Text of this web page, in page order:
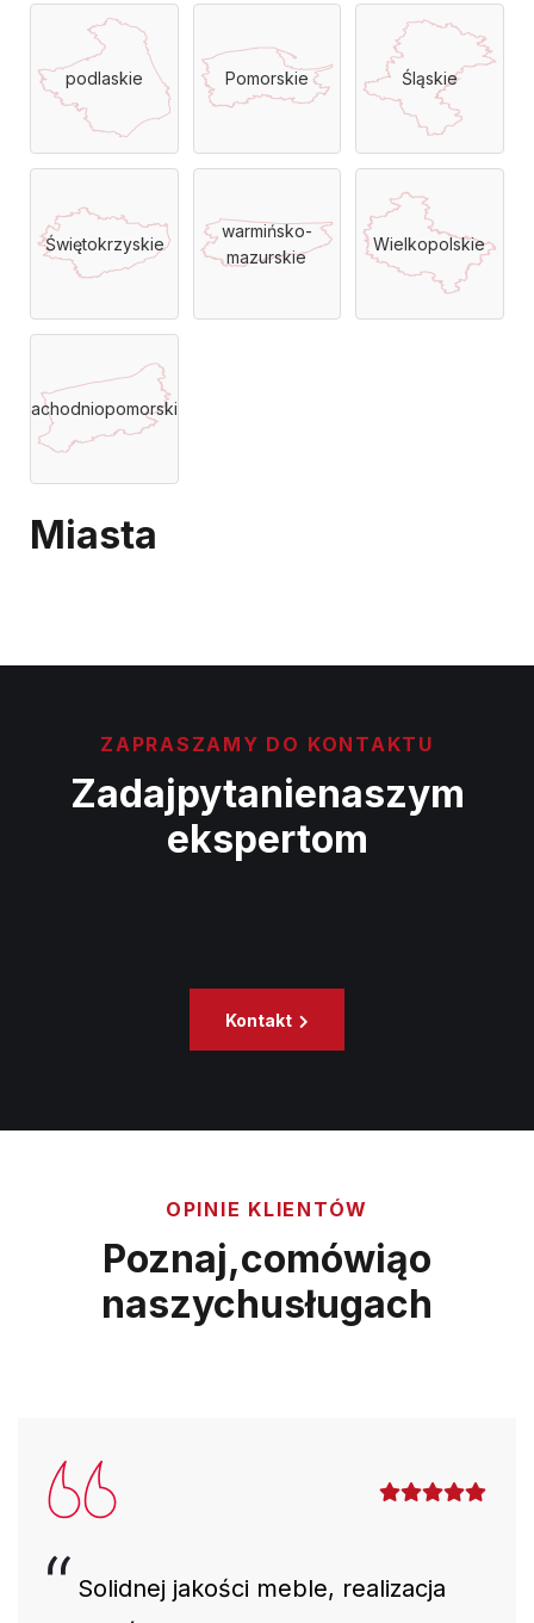
podlaskie Pomorskie Śląskie
Świętokrzyskie
warmińsko-
mazurskie
Wielkopolskie
Zachodniopomorskie
Miasta
ZAPRASZAMY DO KONTAKTU
Zadajpytanienaszym
ekspertom
Kontakt
OPINIE KLIENTÓW
Poznaj,comówiąo
naszychusługach
Solidnej jakości meble, realizacja